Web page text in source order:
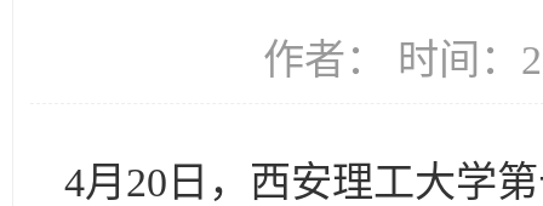
作者： 时间：
4月20日，西安理工大学